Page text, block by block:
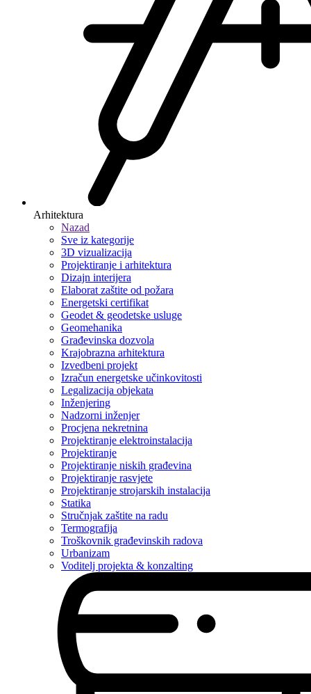
Arhitektura
Nazad
Sve iz kategorije
3D vizualizacija
Projektiranje i arhitektura
Dizajn interijera
Elaborat zaštite od požara
Energetski certifikat
Geodet & geodetske usluge
Geomehanika
Građevinska dozvola
Krajobrazna arhitektura
Izvedbeni projekt
Izračun energetske učinkovitosti
Legalizacija objekata
Inženjering
Nadzorni inženjer
Procjena nekretnina
Projektiranje elektroinstalacija
Projektiranje
Projektiranje niskih građevina
Projektiranje rasvjete
Projektiranje strojarskih instalacija
Statika
Stručnjak zaštite na radu
Termografija
Troškovnik građevinskih radova
Urbanizam
Voditelj projekta & konzalting